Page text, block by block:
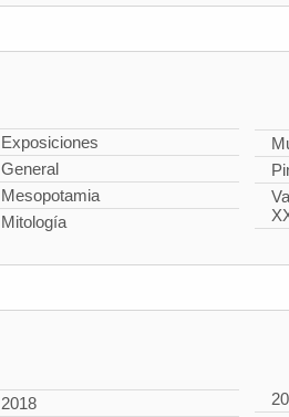
Exposiciones
General
Mesopotamia
Mitología
2018